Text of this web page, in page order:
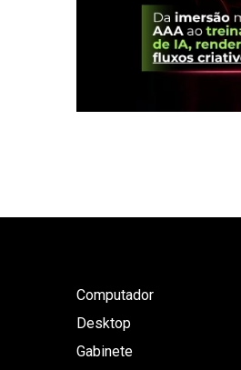
Computador
Desktop
Gabinete